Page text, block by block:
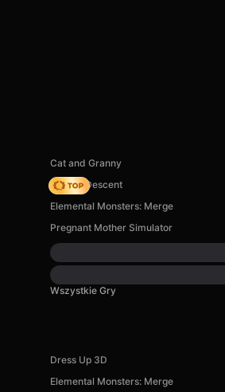
Cat and Granny
Deadly Descent
Elemental Monsters: Merge
Pregnant Mother Simulator
Wszystkie Gry
Dress Up 3D
Elemental Monsters: Merge
of Cake: Merge &